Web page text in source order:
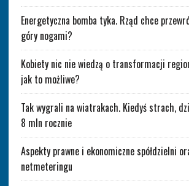
Energetyczna bomba tyka. Rząd chce
góry nogami?
Kobiety nic nie wiedzą o transformacji
jak to możliwe?
Tak wygrali na wiatrakach. Kiedyś strach,
8 mln rocznie
Aspekty prawne i ekonomiczne spółdzielni
netmeteringu